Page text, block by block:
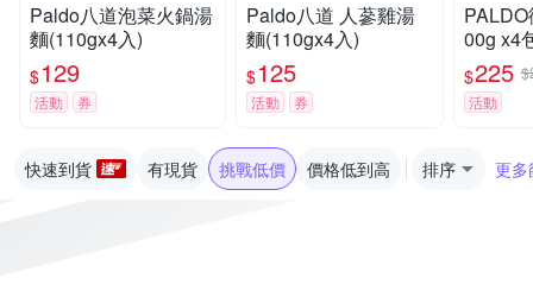
Paldo八道泡菜火鍋湯
麵(110gx4入)
$129
活動 券
Paldo八道 人蔘雞湯
麵(110gx4入)
$125
活動 券
00g x4
$225
活動
快速到貨 有現貨 挑戰低價 價格低到高 排序 更多